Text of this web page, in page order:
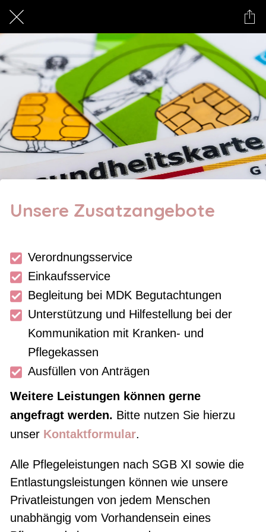
Unsere Zusatzangebote
Verordnungsservice
Einkaufsservice
Begleitung bei MDK Begutachtungen
Unterstützung und Hilfestellung bei der
Kommunikation mit Kranken- und
Pflegekassen
Ausfüllen von Anträgen
Weitere Leistungen können gerne
angefragt werden. Bitte nutzen Sie hierzu
unser Kontaktformular.
Alle Pflegeleistungen nach SGB XI sowie die
Entlastungsleistungen können wie unsere
Privatleistungen von jedem Menschen
unabhängig vom Vorhandensein eines